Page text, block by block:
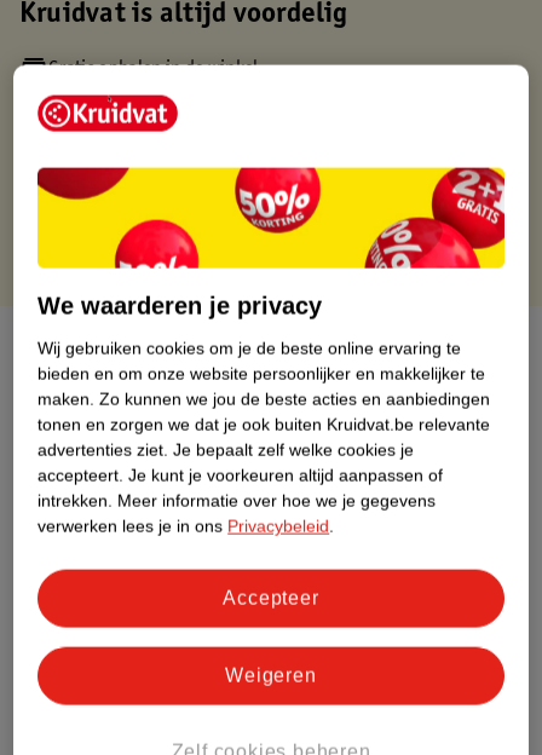
Kruidvat is altijd voordelig
Gratis ophalen in de winkel
Op werkdagen voor 22:00 uur besteld, volgende dag in huis
Gratis thuisbezorgd vanaf 50.00
Gratis punten met je Kruidvat kaart
Over dit product
Productinformatie
Etiketinformatie
Nature Impact Score
Impact Score.
Meer informatie
We waarderen je privacy
Wij gebruiken cookies om je de beste online ervaring te
bieden en om onze website persoonlijker en makkelijker te
maken. Zo kunnen we jou de beste acties en aanbiedingen
tonen en zorgen we dat je ook buiten Kruidvat.be relevante
advertenties ziet. Je bepaalt zelf welke cookies je
accepteert. Je kunt je voorkeuren altijd aanpassen of
intrekken. Meer informatie over hoe we je gegevens
verwerken lees je in ons Privacybeleid.
Weigeren
Accepteer